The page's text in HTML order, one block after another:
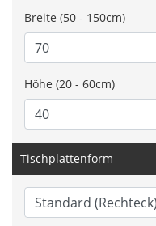
Breite (50 - 150cm)
Höhe (20 - 60cm)
Tischplattenform